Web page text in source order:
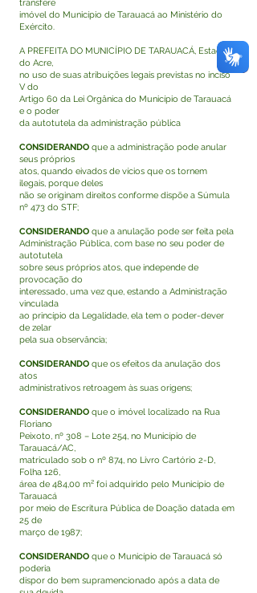
transfere
imóvel do Município de Tarauacá ao Ministério do
Exército.
A PREFEITA DO MUNICÍPIO DE TARAUACÁ, Estado
do Acre,
no uso de suas atribuições legais previstas no inciso
V do
Artigo 60 da Lei Orgânica do Município de Tarauacá
e o poder
da autotutela da administração pública
CONSIDERANDO que a administração pode anular
seus próprios
atos, quando eivados de vícios que os tornem
ilegais, porque deles
não se originam direitos conforme dispõe a Súmula
nº 473 do STF;
CONSIDERANDO que a anulação pode ser feita pela
Administração Pública, com base no seu poder de
autotutela
sobre seus próprios atos, que independe de
provocação do
interessado, uma vez que, estando a Administração
vinculada
ao princípio da Legalidade, ela tem o poder-dever
de zelar
pela sua observância;
CONSIDERANDO que os efeitos da anulação dos
atos
administrativos retroagem às suas origens;
CONSIDERANDO que o imóvel localizado na Rua
Floriano
Peixoto, nº 308 – Lote 254, no Município de
Tarauacá/AC,
matriculado sob o nº 874, no Livro Cartório 2-D,
Folha 126,
área de 484,00 m² foi adquirido pelo Município de
Tarauacá
por meio de Escritura Pública de Doação datada em
25 de
março de 1987;
CONSIDERANDO que o Município de Tarauacá só
poderia
dispor do bem supramencionado após a data de